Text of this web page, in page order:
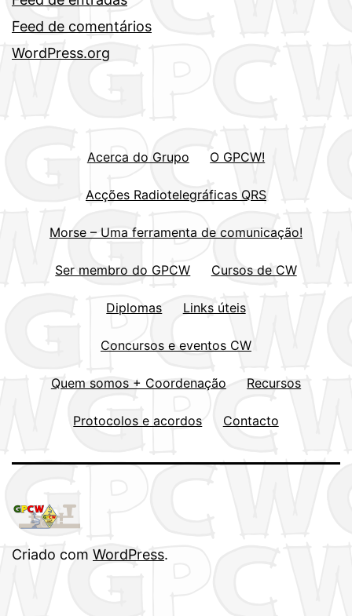
Feed de comentários
WordPress.org
Acerca do Grupo O GPCW!
Acções Radiotelegráficas QRS
Morse – Uma ferramenta de comunicação!
Ser membro do GPCW Cursos de CW
Diplomas Links úteis
Concursos e eventos CW
Quem somos + Coordenação Recursos
Protocolos e acordos Contacto
Criado com WordPress.